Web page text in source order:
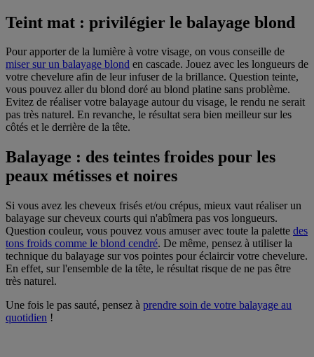
Teint mat : privilégier le balayage blond
Pour apporter de la lumière à votre visage, on vous conseille de
miser sur un balayage blond en cascade. Jouez avec les longueurs de
votre chevelure afin de leur infuser de la brillance. Question teinte,
vous pouvez aller du blond doré au blond platine sans problème.
Evitez de réaliser votre balayage autour du visage, le rendu ne serait
pas très naturel. En revanche, le résultat sera bien meilleur sur les
côtés et le derrière de la tête.
Balayage : des teintes froides pour les
peaux métisses et noires
Si vous avez les cheveux frisés et/ou crépus, mieux vaut réaliser un
balayage sur cheveux courts qui n'abîmera pas vos longueurs.
Question couleur, vous pouvez vous amuser avec toute la palette des
tons froids comme le blond cendré. De même, pensez à utiliser la
technique du balayage sur vos pointes pour éclaircir votre chevelure.
En effet, sur l'ensemble de la tête, le résultat risque de ne pas être
très naturel.
Une fois le pas sauté, pensez à prendre soin de votre balayage au
quotidien !